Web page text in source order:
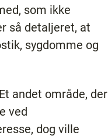
som ikke
så detaljeret, at
sygdomme og
andet område, der
ved
dog ville